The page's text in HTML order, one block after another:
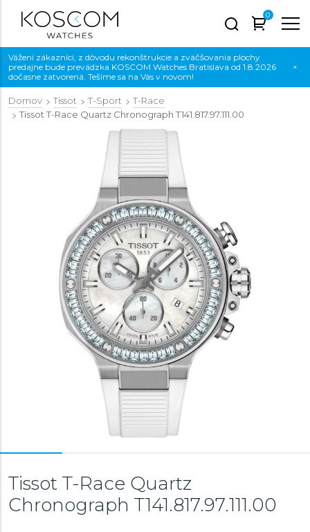
0
Vážení zákazníci, z dôvodu rekonštrukcie a zväčšovania plochy
predajne bude prevádzka KOSCOM Watches Bratislava od 1.8.2026
dočasne zatvorená. Tešíme sa na Vás v novom!
×
Domov Tissot T-Sport
T-Race
Tissot T-Race Quartz Chronograph T141.817.97.111.00
Tissot T-Race Quartz
Chronograph T141.817.97.111.00